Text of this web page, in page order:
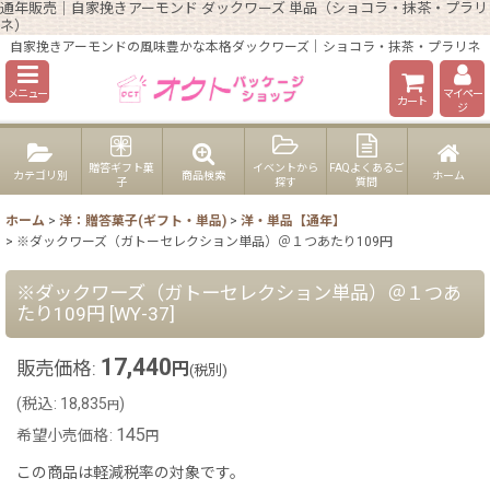
通年販売｜自家挽きアーモンド ダックワーズ 単品（ショコラ・抹茶・プラリ
ネ）
自家挽きアーモンドの風味豊かな本格ダックワーズ｜ショコラ・抹茶・プラリネ
メニュー
カート
マイペー
ジ
カテゴリ別
贈答ギフト菓
子
商品検索
イベントから
探す
FAQよくあるご
質問
ホーム
ホーム > 洋：贈答菓子(ギフト・単品) > 洋・単品【通年】
> ※ダックワーズ（ガトーセレクション単品）＠１つあたり109円
※ダックワーズ（ガトーセレクション単品）＠１つあ
たり109円 [WY-37]
販売価格: 17,440 円 (税別)
(税込: 18,835円)
希望小売価格: 145 円
この商品は軽減税率の対象です。